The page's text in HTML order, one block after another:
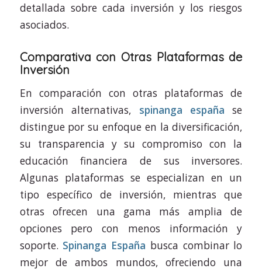
detallada sobre cada inversión y los riesgos
asociados.
Comparativa con Otras Plataformas de
Inversión
En comparación con otras plataformas de
inversión alternativas, spinanga españa se
distingue por su enfoque en la diversificación,
su transparencia y su compromiso con la
educación financiera de sus inversores.
Algunas plataformas se especializan en un
tipo específico de inversión, mientras que
otras ofrecen una gama más amplia de
opciones pero con menos información y
soporte. Spinanga España busca combinar lo
mejor de ambos mundos, ofreciendo una